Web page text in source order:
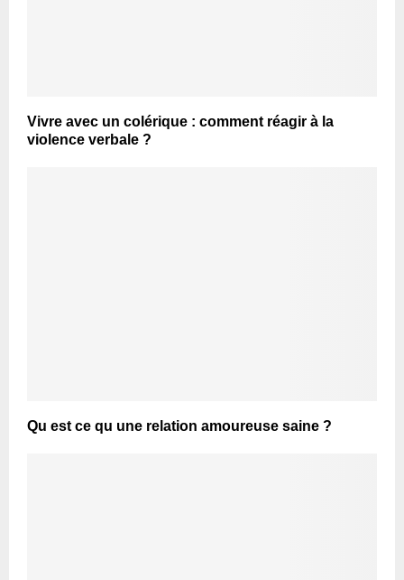
Vivre avec un colérique : comment réagir à la
violence verbale ?
Qu est ce qu une relation amoureuse saine ?